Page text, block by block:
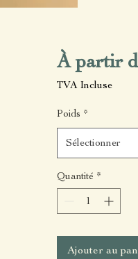
À partir
TVA Incluse
Poids *
Sélectionner
Quantité *
Ajouter au